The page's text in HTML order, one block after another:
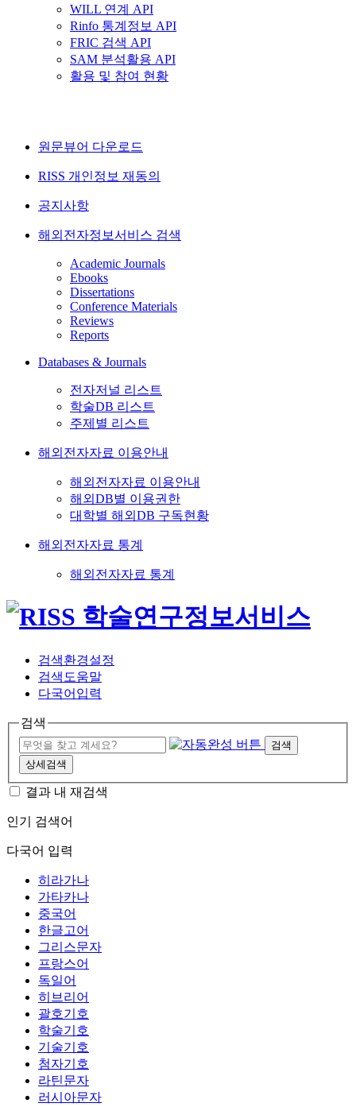
WILL 연계 API
Rinfo 통계정보 API
FRIC 검색 API
SAM 분석활용 API
활용 및 참여 현황
원문뷰어 다운로드
RISS 개인정보 재동의
공지사항
해외전자정보서비스 검색
Academic Journals
Ebooks
Dissertations
Conference Materials
Reviews
Reports
Databases & Journals
전자저널 리스트
학술DB 리스트
주제별 리스트
해외전자자료 이용안내
해외전자자료 이용안내
해외DB별 이용권한
대학별 해외DB 구독현황
해외전자자료 통계
해외전자자료 통계
검색환경설정
검색도움말
다국어입력
검색
검색
상세검색
결과 내 재검색
인기 검색어
다국어 입력
히라가나
가타카나
중국어
한글고어
그리스문자
프랑스어
독일어
히브리어
괄호기호
학술기호
기술기호
첨자기호
라틴문자
러시아문자